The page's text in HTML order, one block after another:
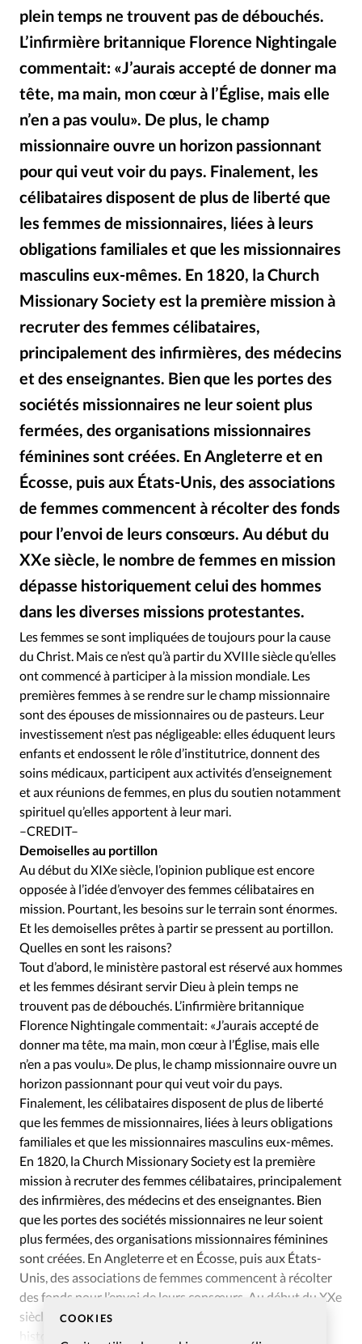
COOKIES
plein temps ne trouvent pas de débouchés.
L’infirmière britannique Florence Nightingale
commentait: «J’aurais accepté de donner ma
tête, ma main, mon cœur à l’Église, mais elle
n’en a pas voulu». De plus, le champ
missionnaire ouvre un horizon passionnant
pour qui veut voir du pays. Finalement, les
célibataires disposent de plus de liberté que
les femmes de missionnaires, liées à leurs
obligations familiales et que les missionnaires
masculins eux-mêmes. En 1820, la Church
Missionary Society est la première mission à
recruter des femmes célibataires,
principalement des infirmières, des médecins
et des enseignantes. Bien que les portes des
sociétés missionnaires ne leur soient plus
fermées, des organisations missionnaires
féminines sont créées. En Angleterre et en
Écosse, puis aux États-Unis, des associations
de femmes commencent à récolter des fonds
pour l’envoi de leurs consœurs. Au début du
XXe siècle, le nombre de femmes en mission
dépasse historiquement celui des hommes
dans les diverses missions protestantes.
Les femmes se sont impliquées de toujours pour la cause
du Christ. Mais ce n’est qu’à partir du XVIIIe siècle qu’elles
ont commencé à participer à la mission mondiale. Les
premières femmes à se rendre sur le champ missionnaire
sont des épouses de missionnaires ou de pasteurs. Leur
investissement n’est pas négligeable: elles éduquent leurs
enfants et endossent le rôle d’institutrice, donnent des
soins médicaux, participent aux activités d’enseignement
et aux réunions de femmes, en plus du soutien notamment
spirituel qu’elles apportent à leur mari.
–CREDIT–
Demoiselles au portillon
Au début du XIXe siècle, l’opinion publique est encore
opposée à l’idée d’envoyer des femmes célibataires en
mission. Pourtant, les besoins sur le terrain sont énormes.
Et les demoiselles prêtes à partir se pressent au portillon.
Quelles en sont les raisons?
Tout d’abord, le ministère pastoral est réservé aux hommes
et les femmes désirant servir Dieu à plein temps ne
trouvent pas de débouchés. L’infirmière britannique
Florence Nightingale commentait: «J’aurais accepté de
donner ma tête, ma main, mon cœur à l’Église, mais elle
n’en a pas voulu». De plus, le champ missionnaire ouvre un
horizon passionnant pour qui veut voir du pays.
Finalement, les célibataires disposent de plus de liberté
que les femmes de missionnaires, liées à leurs obligations
familiales et que les missionnaires masculins eux-mêmes.
En 1820, la Church Missionary Society est la première
mission à recruter des femmes célibataires, principalement
des infirmières, des médecins et des enseignantes. Bien
que les portes des sociétés missionnaires ne leur soient
plus fermées, des organisations missionnaires féminines
sont créées. En Angleterre et en Écosse, puis aux États-
Unis, des associations de femmes commencent à récolter
des fonds pour l’envoi de leurs consœurs. Au début du XXe
siècle, le nombre de femmes en mission dépasse
historiquement celui des hommes dans les diverses